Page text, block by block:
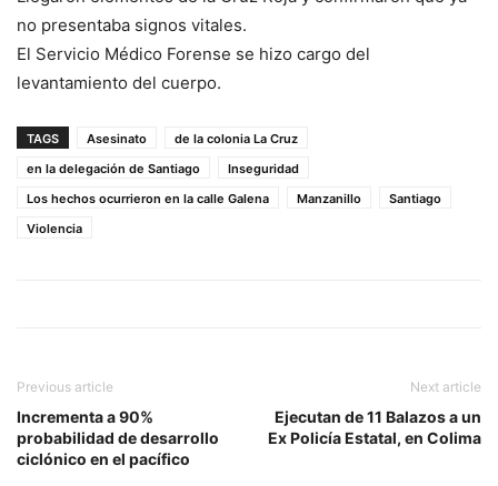
no presentaba signos vitales.
El Servicio Médico Forense se hizo cargo del
levantamiento del cuerpo.
TAGS Asesinato
de la colonia La Cruz
en la delegación de Santiago
Inseguridad
Los hechos ocurrieron en la calle Galena
Manzanillo
Santiago
Violencia
Previous article
Incrementa a 90%
probabilidad de desarrollo
ciclónico en el pacífico
Next article
Ejecutan de 11 Balazos a un
Ex Policía Estatal, en Colima